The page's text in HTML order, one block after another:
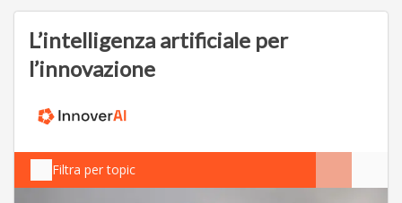
L’intelligenza artificiale per
l’innovazione
Filtra per topic